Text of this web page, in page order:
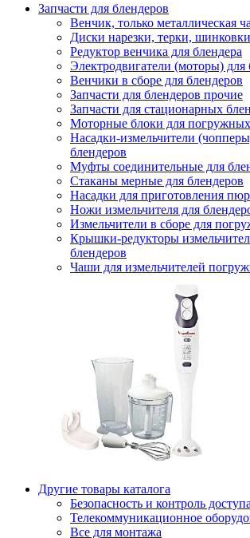
Запчасти для блендеров
Венчик, только металлическая
Диски нарезки, терки,
Редуктор венчика для блендера
Электродвигатели (моторы) для
Венчики в сборе для блендеров
Запчасти для блендеров прочие
Запчасти для стационарных
Моторные блоки для погружных
Насадки-измельчители
блендеров
Муфты соединительные для
Стаканы мерные для блендеров
Насадки для приготовления
Ножи измельчителя для
Измельчители в сборе для
Крышки-редукторы
блендеров
Чаши для измельчителей
Другие товары каталога
Безопасность и контроль доступа
Телекоммуникационное
Все для монтажа